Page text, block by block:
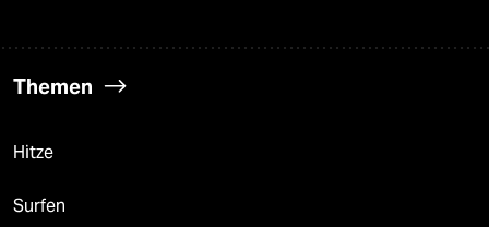
Themen
Hitze
Surfen